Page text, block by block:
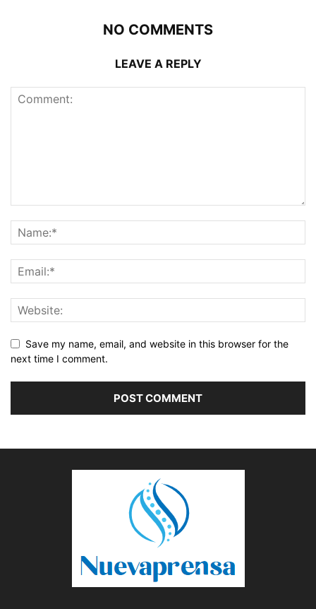
NO COMMENTS
LEAVE A REPLY
Save my name, email, and website in this browser for the
next time I comment.